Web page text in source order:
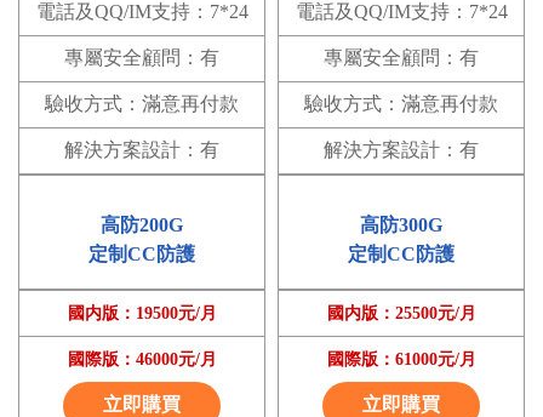
電話及QQ/IM支持：7*24
專屬安全顧問：有
驗收方式：滿意再付款
解決方案設計：有
電話及QQ/IM支持：7*24
專屬安全顧問：有
驗收方式：滿意再付款
解決方案設計：有
高防200G
定制CC防護
國内版：19500元/月
國際版：46000元/月
立即購買
高防300G
定制CC防護
國内版：25500元/月
國際版：61000元/月
立即購買